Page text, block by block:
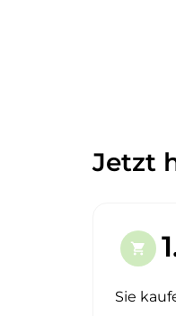
Jetzt
shopping_cart
Sie